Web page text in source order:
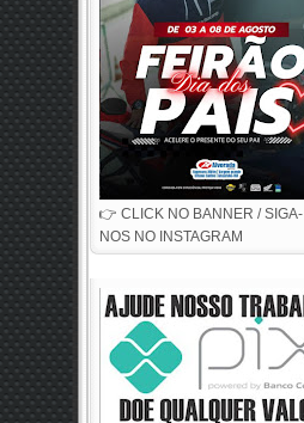
👉 CLICK NO BANNER / SIGA-
NOS NO INSTAGRAM